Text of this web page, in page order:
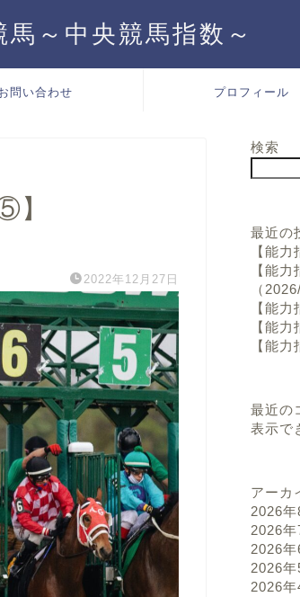
～中央競馬指数～
問い合わせ プロフィール
】
2022年12月27日
検索
最近の
【能
【能
（
【能
【能
【能
最近の
表示で
アーカ
2026年
2026年
2026年
2026年
2026年